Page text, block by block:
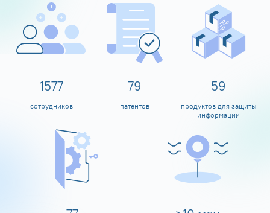
1600
сотрудников
80
патентов
60
продуктов для защиты
информации